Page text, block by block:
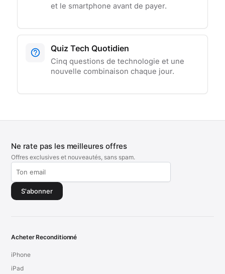
et le smartphone avant de payer.
Quiz Tech Quotidien
Cinq questions de technologie et une
nouvelle combinaison chaque jour.
Ne rate pas les meilleures offres
Offres exclusives et nouveautés, sans spam.
S'abonner
Acheter Reconditionné
iPhone
iPad